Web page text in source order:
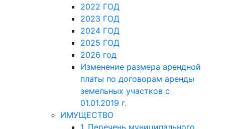
2022 ГОД
2023 ГОД
2024 ГОД
2025 ГОД
2026 год
Изменение размера арендной
платы по договорам аренды
земельных участков с
01.01.2019 г.
ИМУЩЕСТВО
1. Перечень муниципального